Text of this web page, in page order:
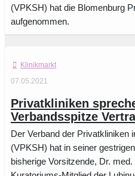
(VPKSH) hat die Blomenburg
aufgenommen.
Klinikmarkt
07.05.2021
Privatkliniken
Verbandsspitze
Der Verband der Privatkliniken
(VPKSH) hat in seiner
bisherige Vorsitzende, Dr.